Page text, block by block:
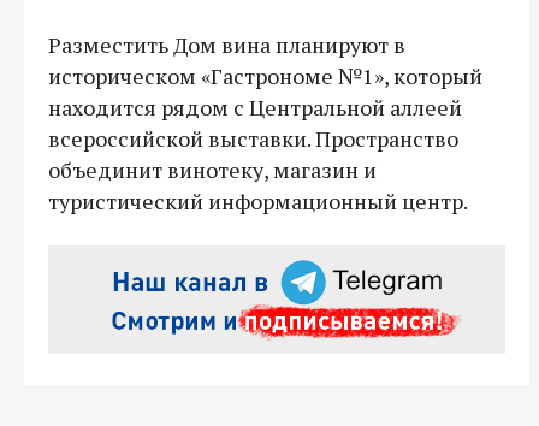
Разместить Дом вина планируют в
историческом «Гастрономе №1», который
находится рядом с Центральной аллеей
всероссийской выставки. Пространство
объединит винотеку, магазин и
туристический информационный центр.